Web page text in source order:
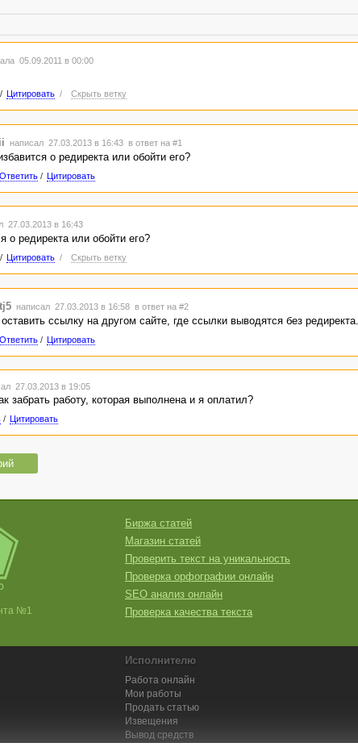
05.09.2011 в 00:00
Цитировать / Скрыть ветку
написал 27.03.2013 в 16:43 в ответ на #1
о редиректа или обойти его?
Ответить/ Цитировать
27.03.2013 в 16:43
о редиректа или обойти его?
Цитировать / Скрыть ветку
написал 27.03.2013 в 16:58 в ответ на #2
ссылку на другом сайте, где ссылки выводятся без редиректа.
Ответить/ Цитировать
27.03.2013 в 19:05
забрать работу, которая выполнена и я оплатил?
/ Цитировать
№1
Биржа статей
Магазин статей
Проверить текст на уникальность
Проверка орфографии онлайн
SEO анализ онлайн
Проверка качества текста
Исполнителю
Работа онлайн
Мои работы
Продать статью
Извещения
Вывод средств